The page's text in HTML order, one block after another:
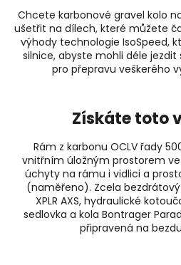
Chcete karbonové gravel kolo
ušetřit na dílech, které můžete
výhody technologie IsoSpeed,
silnice, abyste mohli déle
pro přepravu veškerého
Získáte toto
Rám z karbonu OCLV řady
vnitřním úložným prostorem
úchyty na rámu i vidlici a
(naměřeno). Zcela bezdrátový
XPLR AXS, hydraulické
sedlovka a kola Bontrager
připravená na